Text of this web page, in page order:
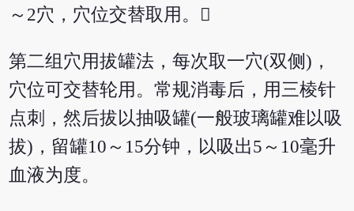
～2穴，穴位交替取用。
第二组穴用拔罐法，每次取一穴(双侧)，
穴位可交替轮用。常规消毒后，用三棱针
点刺，然后拔以抽吸罐(一般玻璃罐难以吸
拔)，留罐10～15分钟，以吸出5～10毫升
血液为度。